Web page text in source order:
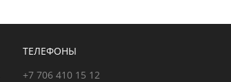
ТЕЛЕФОНЫ
+7 706 410 15 12